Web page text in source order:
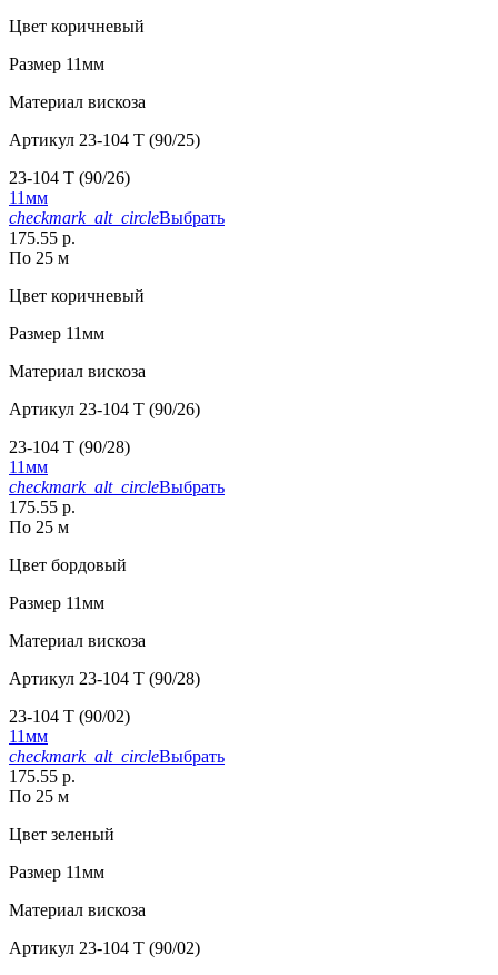
Цвет коричневый
Размер 11мм
Материал вискоза
Артикул 23-104 T (90/25)
23-104 T (90/26)
11мм
checkmark_alt_circleВыбрать
175.55 р.
По 25 м
Цвет коричневый
Размер 11мм
Материал вискоза
Артикул 23-104 T (90/26)
23-104 T (90/28)
11мм
checkmark_alt_circleВыбрать
175.55 р.
По 25 м
Цвет бордовый
Размер 11мм
Материал вискоза
Артикул 23-104 T (90/28)
23-104 T (90/02)
11мм
checkmark_alt_circleВыбрать
175.55 р.
По 25 м
Цвет зеленый
Размер 11мм
Материал вискоза
Артикул 23-104 T (90/02)